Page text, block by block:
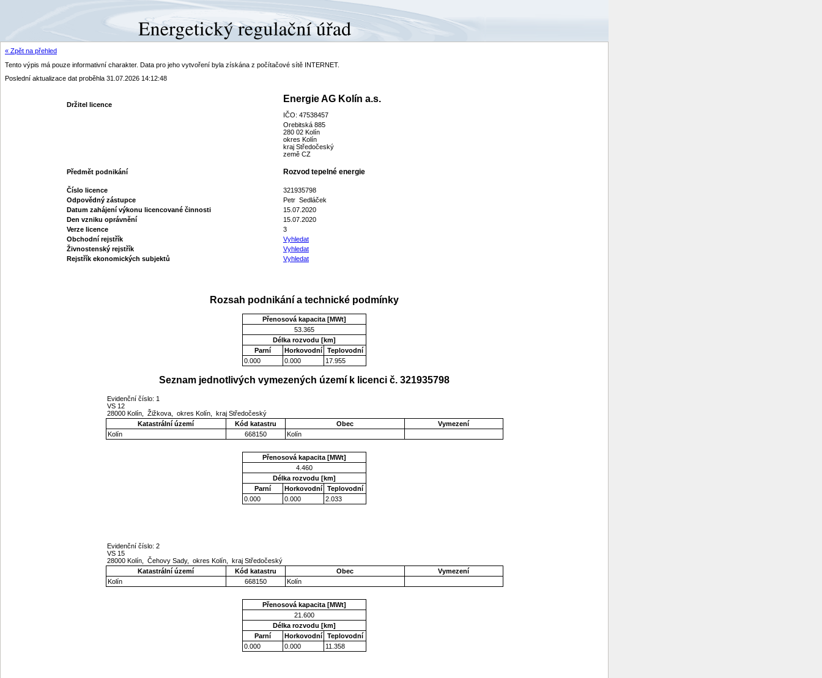
« Zpět na přehled
Tento výpis má pouze informativní charakter. Data pro jeho vytvoření byla získána z počítačové sítě INTERNET.
Poslední aktualizace dat proběhla 31.07.2026 14:12:48
Držitel licence
Energie AG Kolín a.s.
IČO: 47538457
Orebitská 885
280 02 Kolín
okres Kolín
kraj Středočeský
země CZ
Předmět podnikání Rozvod tepelné energie
Číslo licence
321935798
Odpovědný zástupce
Petr Sedláček
Datum zahájení výkonu licencované činnosti
15.07.2020
Den vzniku oprávnění
15.07.2020
Verze licence
3
Obchodní rejstřík
Vyhledat
Živnostenský rejstřík
Vyhledat
Rejstřík ekonomických subjektů
Vyhledat
Rozsah podnikání a technické podmínky
Přenosová kapacita [MWt]
53.365
Délka rozvodu [km]
Parní
Horkovodní
Teplovodní
0.000
0.000 17.955
Seznam jednotlivých vymezených území k licenci č. 321935798
Evidenční číslo: 1
VS 12
28000 Kolín, Žižkova, okres Kolín, kraj Středočeský
Katastrální území
Kód katastru Obec
Vymezení
Kolín
668150 Kolín
Přenosová kapacita [MWt]
4.460
Délka rozvodu [km]
Parní
Horkovodní
Teplovodní
0.000
0.000 2.033
Evidenční číslo: 2
VS 15
28000 Kolín, Čehovy Sady, okres Kolín, kraj Středočeský
Katastrální území
Kód katastru Obec
Vymezení
Kolín
668150 Kolín
Přenosová kapacita [MWt]
21.600
Délka rozvodu [km]
Parní
Horkovodní
Teplovodní
0.000
0.000 11.358